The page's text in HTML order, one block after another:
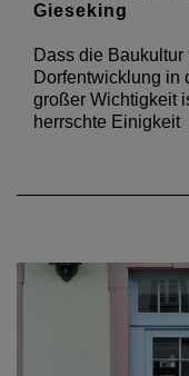
Gieseking
Dass die Baukultur
Dorfentwicklung in
großer Wichtigkeit
herrschte Einigkeit